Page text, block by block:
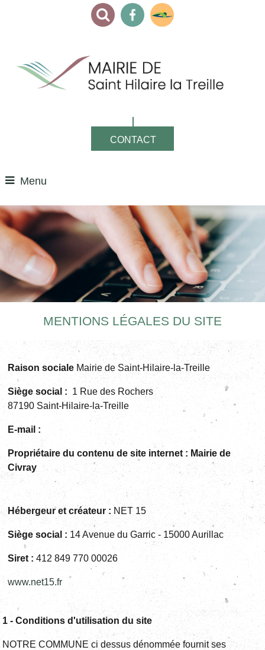
CONTACT
Menu
MENTIONS LÉGALES DU SITE
Raison sociale Mairie de Saint-Hilaire-la-Treille
Siège social : 1 Rue des Rochers
87190 Saint-Hilaire-la-Treille
E-mail :
Propriétaire du contenu de site internet : Mairie de
Civray
Hébergeur et créateur : NET 15
Siège social : 14 Avenue du Garric - 15000 Aurillac
Siret : 412 849 770 00026
www.net15.fr
1 - Conditions d'utilisation du site
NOTRE COMMUNE ci dessus dénommée fournit ses